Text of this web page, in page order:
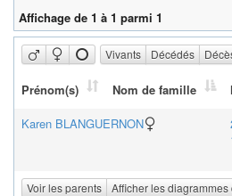
Affichage de 1 à 1 parmi 1
Vivants Décédés
Prénom(s) Nom de famille
Voir les parents Afficher les
Karen BLANGUERNON